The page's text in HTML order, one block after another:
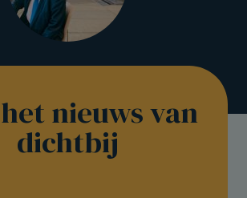
nieuws van
dichtbij